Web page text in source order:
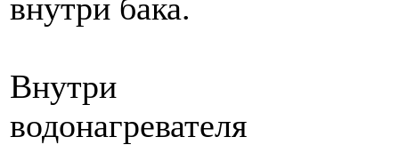
внутри бака.
Внутри
водонагревателя